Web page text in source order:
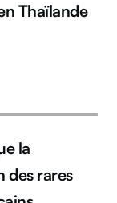
Thaïlande
la
des rares